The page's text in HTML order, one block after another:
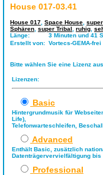
House 017-03.41
House 017 Space House
Sphären super Tribal ruhig
Länge:
3 Minuten und 41
Erstellt von: Vortecs-GEMA-frei
Bitte wählen Sie eine Lizenz
Lizenzen:
Basic
Hintergrundmusik für
Life),
Telefonwarteschleifen,
Advanced
Enthält Basic, zusätzlich
Datenträgervervielfältigung bis
Professional